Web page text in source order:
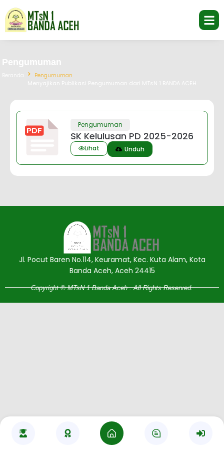
Pengumuman
Pengumuman
Menyajikan Publikasi Pengumuman dari MTsN 1 BANDA ACEH
Pengumuman
SK Kelulusan PD 2025-2026
Lihat Unduh
Jl. Pocut Baren No.114, Keuramat, Kec. Kuta Alam, Kota
Banda Aceh, Aceh 24415
Copyright © MTsN 1 Banda Aceh . All Rights Reserved.